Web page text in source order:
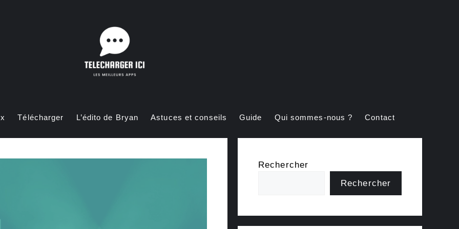
Télécharger L’édito de Bryan Astuces et conseils Guide Qui sommes-nous ? Contact
Rechercher
Rechercher